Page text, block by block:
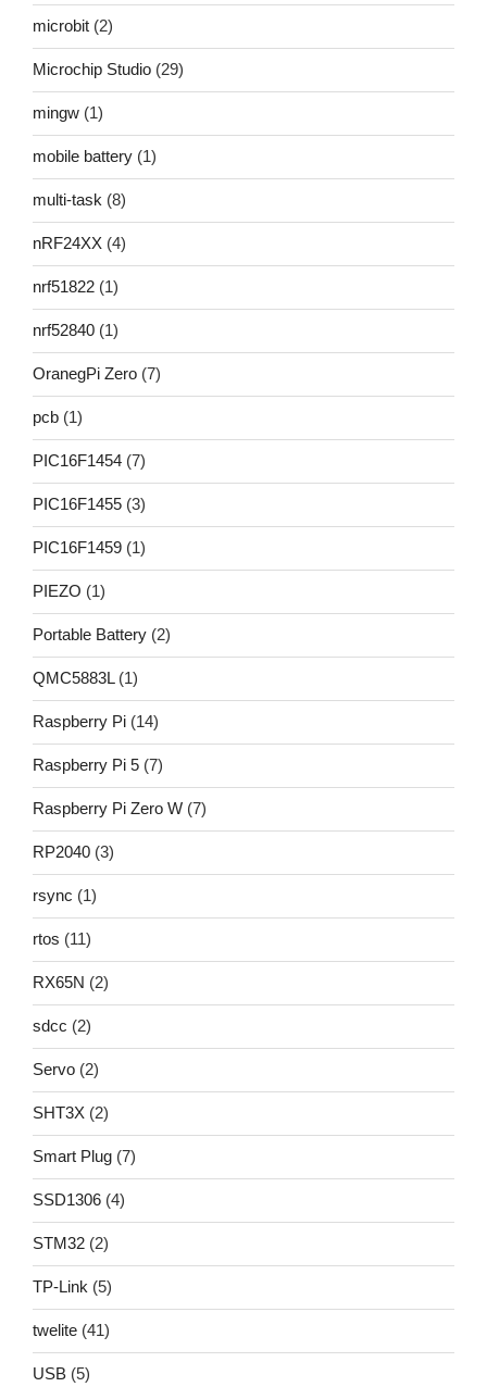
microbit (2)
Microchip Studio (29)
mingw (1)
mobile battery (1)
multi-task (8)
nRF24XX (4)
nrf51822 (1)
nrf52840 (1)
OranegPi Zero (7)
pcb (1)
PIC16F1454 (7)
PIC16F1455 (3)
PIC16F1459 (1)
PIEZO (1)
Portable Battery (2)
QMC5883L(1)
Raspberry Pi (14)
Raspberry Pi 5 (7)
Raspberry Pi Zero W (7)
RP2040 (3)
rsync (1)
rtos (11)
RX65N (2)
sdcc (2)
Servo (2)
SHT3X (2)
Smart Plug (7)
SSD1306 (4)
STM32 (2)
TP-Link (5)
twelite (41)
USB (5)